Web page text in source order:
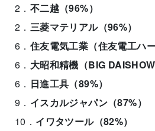
2． 不二越（96%）
2． 三菱マテリアル（96%）
6． 住友電気工業（住友電工ハ
6． 大昭和精機（BIG
6． 日進工具（89%）
9． イスカルジャパン（87%）
10． イワタツール（82%）